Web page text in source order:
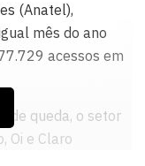
(Anatel),
mês do ano
acessos em
de queda, o setor
Oi e Claro